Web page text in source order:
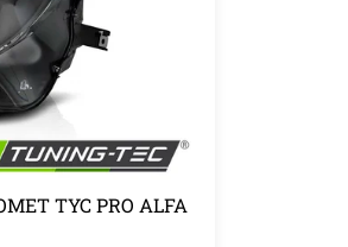
TYC PRO ALFA